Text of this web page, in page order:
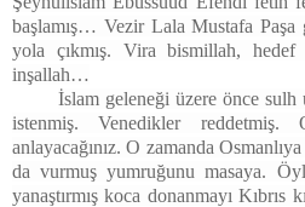
başlamış… Vezir Lala Mustafa Paşa
yola çıkmış. Vira bismillah, hedef
inşallah…
İslam geleneği üzere önce
istenmiş. Venedikler reddetmiş.
anlayacağınız. O zamanda
da vurmuş yumruğunu masaya.
yanaştırmış koca donanmayı Kıbrıs